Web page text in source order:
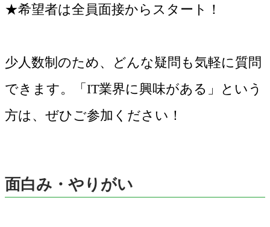
★希望者は全員面接からスタート！
少人数制のため、どんな疑問も気軽に質問
できます。「IT業界に興味がある」という
方は、ぜひご参加ください！
面白み・やりがい